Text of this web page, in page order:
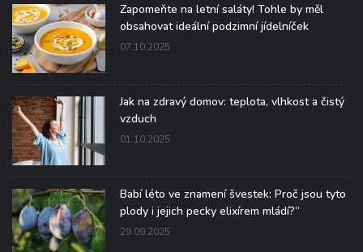
Zapomeňte na letní saláty! Tohle by měl
obsahovat ideální podzimní jídelníček
07.10.2025
Jak na zdravý domov: teplota, vlhkost a čistý
vzduch
01.10.2025
Babí léto ve znamení švestek: Proč jsou tyto
plody i jejich pecky elixírem mládí?“
29.09.2025